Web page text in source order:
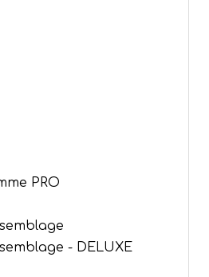
PRO
- DELUXE